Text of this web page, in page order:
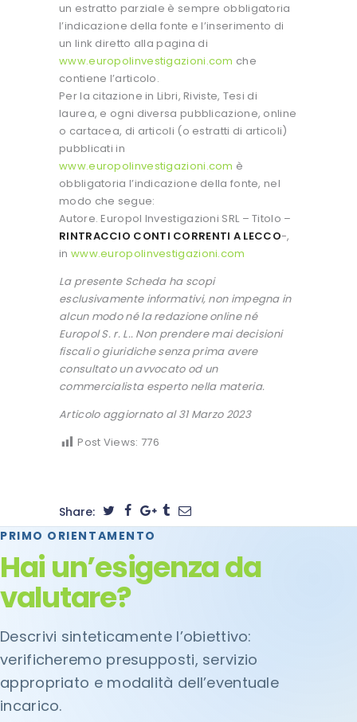
un estratto parziale è sempre obbligatoria
l’indicazione della fonte e l’inserimento di
un link diretto alla pagina di
www.europolinvestigazioni.com che
contiene l’articolo.
Per la citazione in Libri, Riviste, Tesi di
laurea, e ogni diversa pubblicazione, online
o cartacea, di articoli (o estratti di articoli)
pubblicati in
www.europolinvestigazioni.com è
obbligatoria l’indicazione della fonte, nel
modo che segue:
Autore. Europol Investigazioni SRL – Titolo –
RINTRACCIO CONTI CORRENTI A LECCO-,
in www.europolinvestigazioni.com
La presente Scheda ha scopi
esclusivamente informativi, non impegna in
alcun modo né la redazione online né
Europol S. r. L.. Non prendere mai decisioni
fiscali o giuridiche senza prima avere
consultato un avvocato od un
commercialista esperto nella materia.
Articolo aggiornato al 31 Marzo 2023
Post Views: 776
Share:
PRIMO ORIENTAMENTO
Hai un’esigenza da
valutare?
Descrivi sinteticamente l’obiettivo:
verificheremo presupposti, servizio
appropriato e modalità dell’eventuale
incarico.